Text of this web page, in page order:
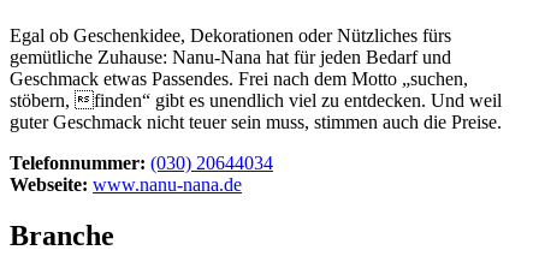
Egal ob Geschenkidee, Dekorationen oder Nützliches fürs
gemütliche Zuhause: Nanu-Nana hat für jeden Bedarf und
Geschmack etwas Passendes. Frei nach dem Motto „suchen,
stöbern, finden“ gibt es unendlich viel zu entdecken. Und weil
guter Geschmack nicht teuer sein muss, stimmen auch die Preise.
Telefonnummer: (030) 20644034
Webseite: www.nanu-nana.de
Branche